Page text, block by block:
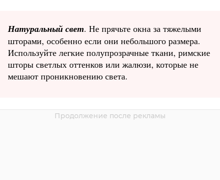
Натуральный свет. Не прячьте окна за тяжелыми
шторами, особенно если они небольшого размера.
Используйте легкие полупрозрачные ткани, римские
шторы светлых оттенков или жалюзи, которые не
мешают проникновению света.